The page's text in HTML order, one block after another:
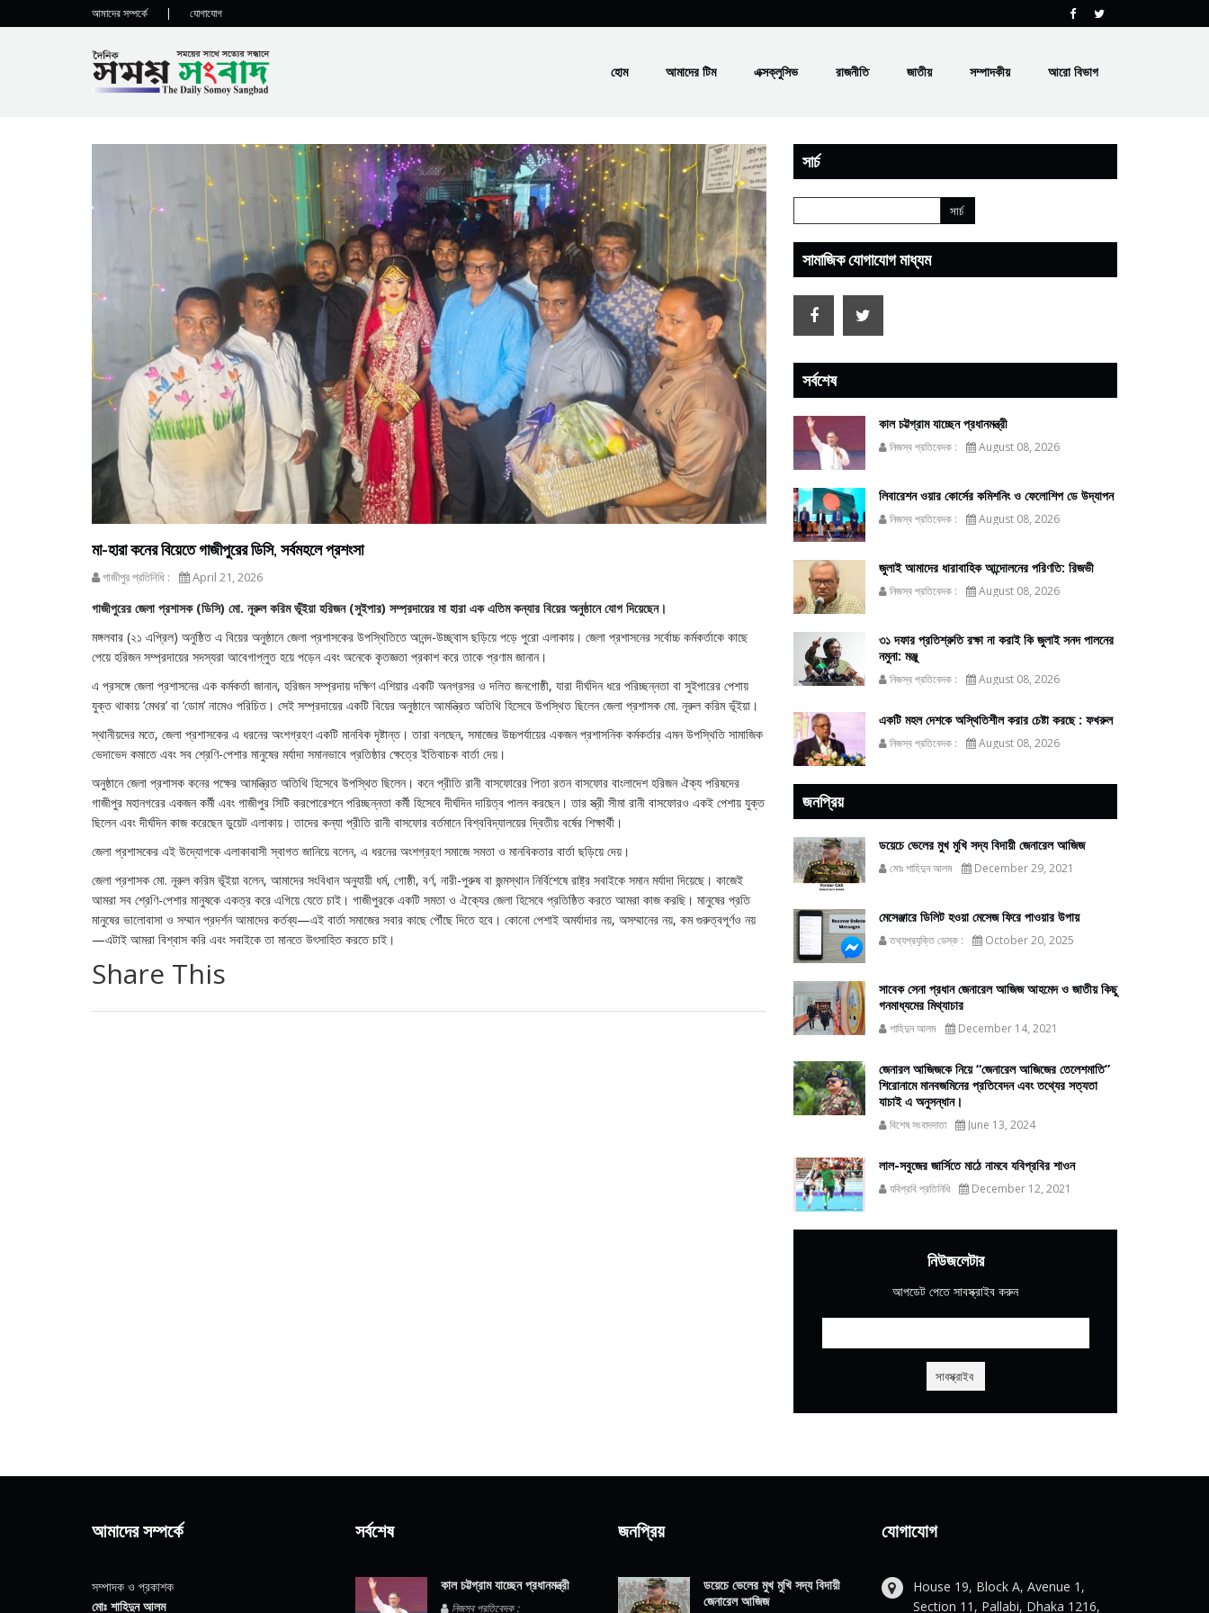
আমাদের সম্পর্কে | যোগাযোগ
হোম আমাদের টিম এক্সক্লুসিভ রাজনীতি জাতীয় সম্পাদকীয় আরো বিভাগ
মা-হারা কনের বিয়েতে গাজীপুরের ডিসি, সর্বমহলে প্রশংসা
গাজীপুর প্রতিনিধি : April 21, 2026
গাজীপুরের জেলা প্রশাসক (ডিসি) মো. নূরুল করিম ভূঁইয়া হরিজন (সুইপার) সম্প্রদায়ের মা হারা এক এতিম কন্যার বিয়ের অনুষ্ঠানে যোগ দিয়েছেন।
মঙ্গলবার (২১ এপ্রিল) অনুষ্ঠিত এ বিয়ের অনুষ্ঠানে জেলা প্রশাসকের উপস্থিতিতে আনন্দ-উচ্ছ্বাস ছড়িয়ে পড়ে পুরো এলাকায়। জেলা প্রশাসনের সর্বোচ্চ কর্মকর্তাকে কাছে
পেয়ে হরিজন সম্প্রদায়ের সদস্যরা আবেগাপ্লুত হয়ে পড়েন এবং অনেকে কৃতজ্ঞতা প্রকাশ করে তাকে প্রণাম জানান।
এ প্রসঙ্গে জেলা প্রশাসনের এক কর্মকর্তা জানান, হরিজন সম্প্রদায় দক্ষিণ এশিয়ার একটি অনগ্রসর ও দলিত জনগোষ্ঠী, যারা দীর্ঘদিন ধরে পরিচ্ছন্নতা বা সুইপারের পেশায়
যুক্ত থাকায় ‘মেথর’ বা ‘ডোম’ নামেও পরিচিত। সেই সম্প্রদায়ের একটি বিয়ের অনুষ্ঠানে আমন্ত্রিত অতিথি হিসেবে উপস্থিত ছিলেন জেলা প্রশাসক মো. নূরুল করিম ভূঁইয়া।
স্থানীয়দের মতে, জেলা প্রশাসকের এ ধরনের অংশগ্রহণ একটি মানবিক দৃষ্টান্ত। তারা বলছেন, সমাজের উচ্চপর্যায়ের একজন প্রশাসনিক কর্মকর্তার এমন উপস্থিতি সামাজিক
ভেদাভেদ কমাতে এবং সব শ্রেণি-পেশার মানুষের মর্যাদা সমানভাবে প্রতিষ্ঠার ক্ষেত্রে ইতিবাচক বার্তা দেয়।
অনুষ্ঠানে জেলা প্রশাসক কনের পক্ষের আমন্ত্রিত অতিথি হিসেবে উপস্থিত ছিলেন। কনে প্রীতি রানী বাসফোরের পিতা রতন বাসফোর বাংলাদেশ হরিজন ঐক্য পরিষদের
গাজীপুর মহানগরের একজন কর্মী এবং গাজীপুর সিটি করপোরেশনে পরিচ্ছন্নতা কর্মী হিসেবে দীর্ঘদিন দায়িত্ব পালন করছেন। তার স্ত্রী সীমা রানী বাসফোরও একই পেশায় যুক্ত
ছিলেন এবং দীর্ঘদিন কাজ করেছেন ডুয়েট এলাকায়। তাদের কন্যা প্রীতি রানী বাসফোর বর্তমানে বিশ্ববিদ্যালয়ের দ্বিতীয় বর্ষের শিক্ষার্থী।
জেলা প্রশাসকের এই উদ্যোগকে এলাকাবাসী স্বাগত জানিয়ে বলেন, এ ধরনের অংশগ্রহণ সমাজে সমতা ও মানবিকতার বার্তা ছড়িয়ে দেয়।
জেলা প্রশাসক মো. নূরুল করিম ভূঁইয়া বলেন, আমাদের সংবিধান অনুযায়ী ধর্ম, গোষ্ঠী, বর্ণ, নারী-পুরুষ বা জন্মস্থান নির্বিশেষে রাষ্ট্র সবাইকে সমান মর্যাদা দিয়েছে। কাজেই
আমরা সব শ্রেণি-পেশার মানুষকে একত্র করে এগিয়ে যেতে চাই। গাজীপুরকে একটি সমতা ও ঐক্যের জেলা হিসেবে প্রতিষ্ঠিত করতে আমরা কাজ করছি। মানুষের প্রতি
মানুষের ভালোবাসা ও সম্মান প্রদর্শন আমাদের কর্তব্য—এই বার্তা সমাজের সবার কাছে পৌঁছে দিতে হবে। কোনো পেশাই অমর্যাদার নয়, অসম্মানের নয়, কম গুরুত্বপূর্ণও নয়
—এটাই আমরা বিশ্বাস করি এবং সবাইকে তা মানতে উৎসাহিত করতে চাই।
Share This
সার্চ
সামাজিক যোগাযোগ মাধ্যম
সর্বশেষ
কাল চট্টগ্রাম যাচ্ছেন প্রধানমন্ত্রী
নিজস্ব প্রতিবেদক : August 08, 2026
লিবারেশন ওয়ার কোর্সের কমিশনিং ও ফেলোশিপ ডে উদ্‌যাপন
নিজস্ব প্রতিবেদক : August 08, 2026
জুলাই আমাদের ধারাবাহিক আন্দোলনের পরিণতি: রিজভী
নিজস্ব প্রতিবেদক : August 08, 2026
৩১ দফার প্রতিশ্রুতি রক্ষা না করাই কি জুলাই সনদ পালনের
নমুনা: মঞ্জু
নিজস্ব প্রতিবেদক : August 08, 2026
একটি মহল দেশকে অস্থিতিশীল করার চেষ্টা করছে : ফখরুল
নিজস্ব প্রতিবেদক : August 08, 2026
জনপ্রিয়
ডয়েচে ভেলের মুখ মুখি সদ্য বিদায়ী জেনারেল আজিজ
মোঃ শাহিদুন আলম December 29, 2021
মেসেঞ্জারে ডিলিট হওয়া মেসেজ ফিরে পাওয়ার উপায়
তথ্যপ্রযুক্তি ডেস্ক : October 20, 2025
সাবেক সেনা প্রধান জেনারেল আজিজ আহমেদ ও জাতীয় কিছু
গনমাধ্যমের মিথ্যাচার
শাহিদুন আলম December 14, 2021
জেনারল আজিজকে নিয়ে “জেনারেল আজিজের তেলেশমাতি”
শিরোনামে মানবজমিনের প্রতিবেদন এবং তথ্যের সত্যতা
যাচাই এ অনুসন্ধান।
বিশেষ সংবাদদাতা June 13, 2024
লাল-সবুজের জার্সিতে মাঠে নামবে যবিপ্রবির শাওন
যবিপ্রবি প্রতিনিধি December 12, 2021
নিউজলেটার
আপডেট পেতে সাবস্ক্রাইব করুন
আমাদের সম্পর্কে
সম্পাদক ও প্রকাশক
মোঃ শাহিদুন আলম
সর্বশেষ
কাল চট্টগ্রাম যাচ্ছেন প্রধানমন্ত্রী
নিজস্ব প্রতিবেদক :
জনপ্রিয়
ডয়েচে ভেলের মুখ মুখি সদ্য বিদায়ী
জেনারেল আজিজ
যোগাযোগ
House 19, Block A, Avenue 1,
Section 11, Pallabi, Dhaka 1216,